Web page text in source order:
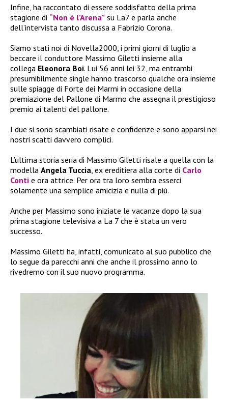
Infine, ha raccontato di essere soddisfatto della prima
stagione di “Non è l’Arena” su La7 e parla anche
dell’intervista tanto discussa a Fabrizio Corona.
Siamo stati noi di Novella2000, i primi giorni di luglio a
beccare il conduttore Massimo Giletti insieme alla
collega Eleonora Boi. Lui 56 anni lei 32, ma entrambi
presumibilmente single hanno trascorso qualche ora insieme
sulle spiagge di Forte dei Marmi in occasione della
premiazione del Pallone di Marmo che assegna il prestigioso
premio ai talenti del pallone.
I due si sono scambiati risate e confidenze e sono apparsi nei
nostri scatti davvero complici.
L’ultima storia seria di Massimo Giletti risale a quella con la
modella Angela Tuccia, ex ereditiera alla corte di Carlo
Conti e ora attrice. Per ora tra loro sembra esserci
solamente una semplice amicizia e nulla di più.
Anche per Massimo sono iniziate le vacanze dopo la sua
prima stagione televisiva a La 7 che è stata un vero
successo.
Massimo Giletti ha, infatti, comunicato al suo pubblico che
lo segue da parecchi anni che anche il prossimo anno lo
rivedremo con il suo nuovo programma.